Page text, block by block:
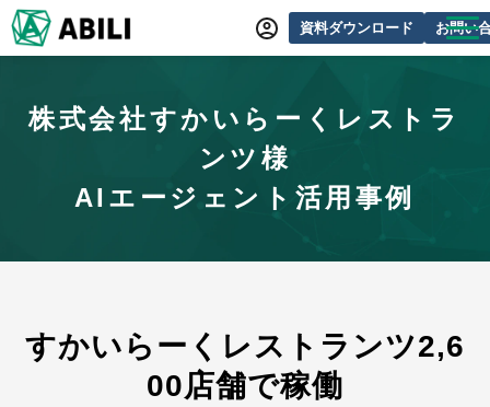
資料ダウンロード お問い
サービス一覧
オンラインデモ
導入事例
できるをふやす研究所
よくあるご質問
株式会社すかいらーくレストラ
ンツ様
AIエージェント活用事例
すかいらーくレストランツ2,6
00店舗で稼働